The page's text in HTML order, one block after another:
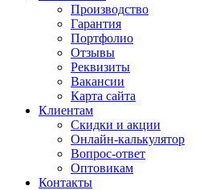
Производство
Гарантия
Портфолио
Отзывы
Реквизиты
Вакансии
Карта сайта
Клиентам
Скидки и акции
Онлайн-калькулятор
Вопрос-ответ
Оптовикам
Контакты